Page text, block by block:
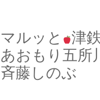
マルッと
津
あおもり五
斉藤しのぶ